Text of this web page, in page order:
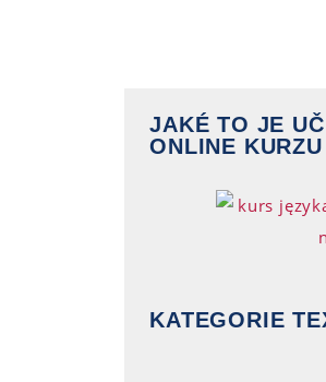
JAKÉ TO JE
ONLINE
KATEGORIE